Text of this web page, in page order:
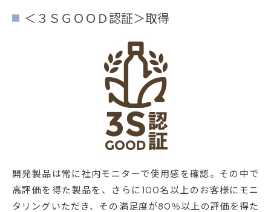
＜３ＳＧＯＯＤ認証＞取得
開発製品は常に社内モニターで使用感を確認。その中で
高評価を得た製品を、さらに100名以上のお客様にモニ
タリングいただき、その満足度が80％以上の評価を得た